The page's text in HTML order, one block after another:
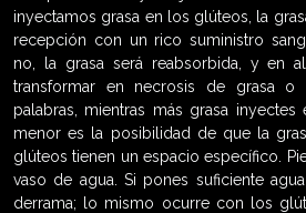
inyectamos grasa en los glúteos, la
recepción con un rico suministro
no, la grasa será reabsorbida, y en
transformar en necrosis de grasa o
palabras, mientras más grasa inyectes
menor es la posibilidad de que la
glúteos tienen un espacio específico.
vaso de agua. Si pones suficiente
derrama; lo mismo ocurre con los